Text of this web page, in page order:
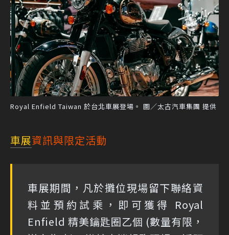
Royal Enfield Taiwan 於台北車展登場。 圖／太古汽車集團 提供
車展資訊與限定活動
車展期間，凡於攤位現場留下聯絡資
料並預約試乘，即可獲得 Royal
Enfield 精美鑰匙圈乙個 (數量有限，